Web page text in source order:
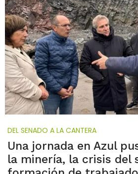
DEL SENADO A LA CANTERA
Una jornada en Azul
la minería, la crisis del